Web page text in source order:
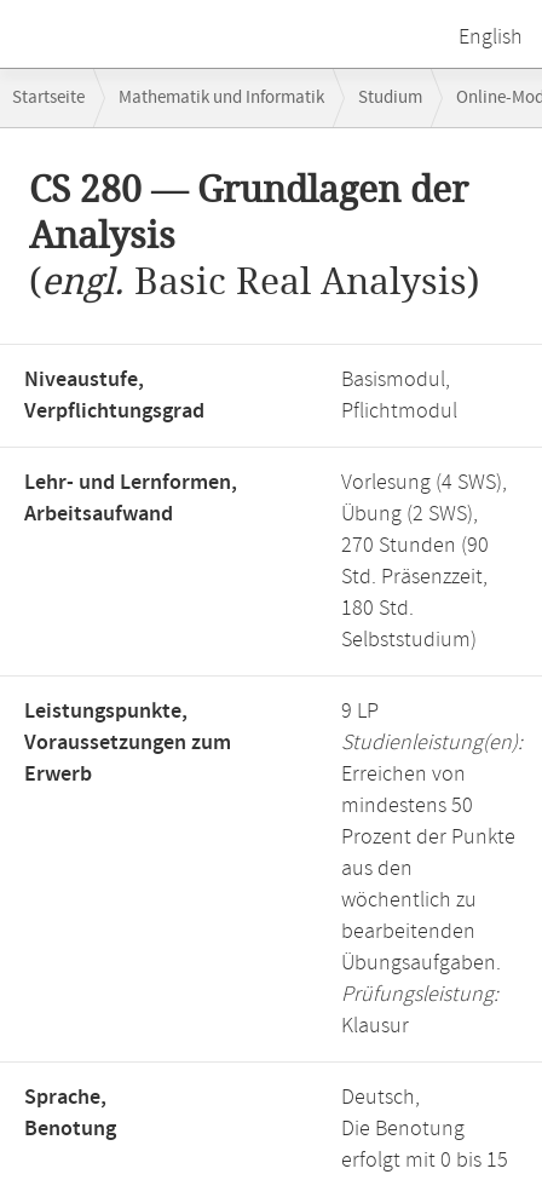
English
Navigation
Startseite Mathematik und Informatik Studium Online-
CS 280 — Grundlagen der
Analysis
(engl. Basic Real Analysis)
Niveaustufe,
Verpflichtungsgrad
Basismodul,
Pflichtmodul
Lehr- und Lernformen,
Arbeitsaufwand
Vorlesung (4 SWS),
Übung (2 SWS),
270 Stunden (90
Std. Präsenzzeit,
180 Std.
Selbststudium)
Leistungspunkte,
Voraussetzungen zum
Erwerb
9 LP
Studienleistung(en):
Erreichen von
mindestens 50
Prozent der Punkte
aus den
wöchentlich zu
bearbeitenden
Übungsaufgaben.
Prüfungsleistung:
Klausur
Sprache,
Benotung
Deutsch,
Die Benotung
erfolgt mit 0 bis 15